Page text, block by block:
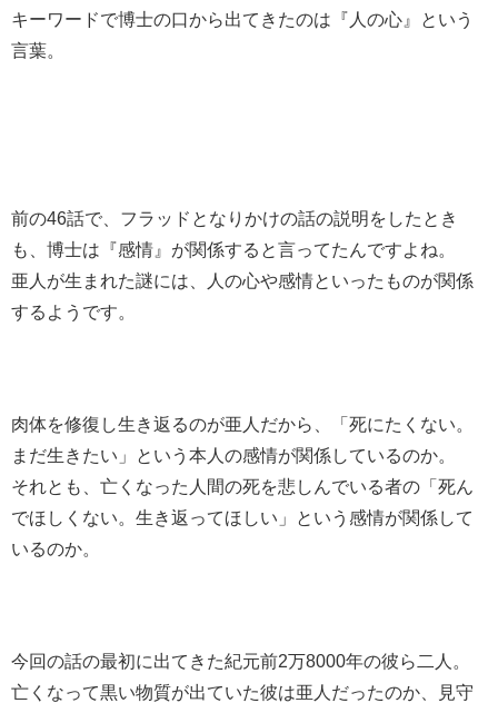
キーワードで博士の口から出てきたのは『人の心』という
言葉。
前の46話で、フラッドとなりかけの話の説明をしたとき
も、博士は『感情』が関係すると言ってたんですよね。
亜人が生まれた謎には、人の心や感情といったものが関係
するようです。
肉体を修復し生き返るのが亜人だから、「死にたくない。
まだ生きたい」という本人の感情が関係しているのか。
それとも、亡くなった人間の死を悲しんでいる者の「死ん
でほしくない。生き返ってほしい」という感情が関係して
いるのか。
今回の話の最初に出てきた紀元前2万8000年の彼ら二人。
亡くなって黒い物質が出ていた彼は亜人だったのか、見守